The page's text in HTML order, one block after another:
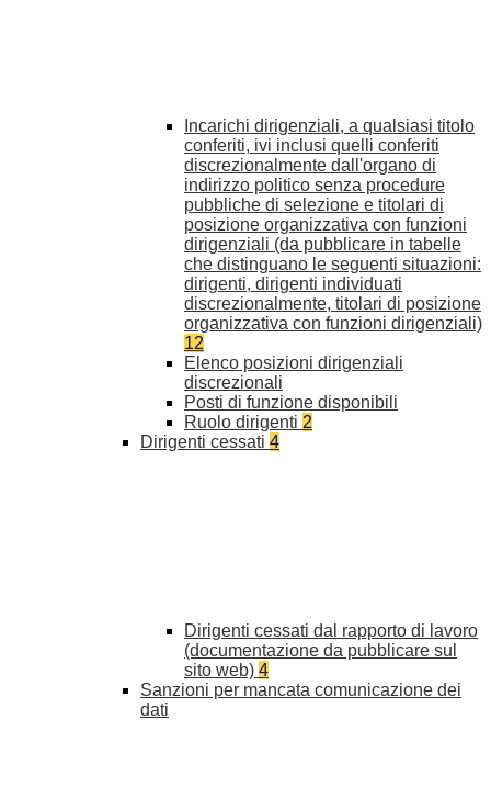
Incarichi dirigenziali, a qualsiasi titolo
conferiti, ivi inclusi quelli conferiti
discrezionalmente dall'organo di
indirizzo politico senza procedure
pubbliche di selezione e titolari di
posizione organizzativa con funzioni
dirigenziali (da pubblicare in tabelle
che distinguano le seguenti situazioni:
dirigenti, dirigenti individuati
discrezionalmente, titolari di posizione
organizzativa con funzioni dirigenziali)
12
Elenco posizioni dirigenziali
discrezionali
Posti di funzione disponibili
Ruolo dirigenti 2
Dirigenti cessati 4
Dirigenti cessati dal rapporto di lavoro
(documentazione da pubblicare sul
sito web) 4
Sanzioni per mancata comunicazione dei
dati